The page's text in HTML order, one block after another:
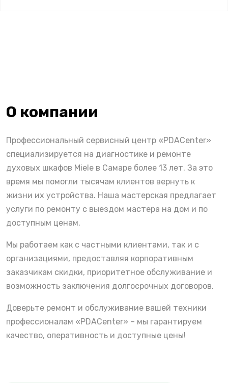
О компании
Профессиональный сервисный центр «PDACenter»
специализируется на диагностике и ремонте
духовых шкафов Miele в Самаре более 13 лет. За это
время мы помогли тысячам клиентов вернуть к
жизни их устройства. Наша мастерская предлагает
услуги по ремонту с выездом мастера на дом и по
доступным ценам.
Мы работаем как с частными клиентами, так и с
организациями, предоставляя корпоративным
заказчикам скидки, приоритетное обслуживание и
возможность заключения долгосрочных договоров.
Доверьте ремонт и обслуживание вашей техники
профессионалам «PDACenter» – мы гарантируем
качество, оперативность и доступные цены!